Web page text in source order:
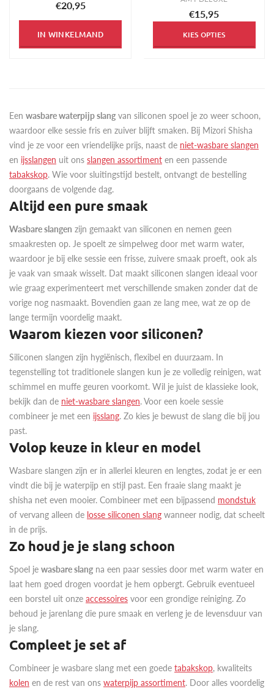
€20,95
IN WINKELMAND
€15,95
KIES OPTIES
Een wasbare waterpijp slang van siliconen spoel je zo weer schoon,
waardoor elke sessie fris en zuiver blijft smaken. Bij Mizori Shisha
vind je ze voor een vriendelijke prijs, naast de niet-wasbare slangen
en ijsslangen uit ons slangen assortiment en een passende
tabakskop. Wie voor sluitingstijd bestelt, ontvangt de bestelling
doorgaans de volgende dag.
Altijd een pure smaak
Wasbare slangen zijn gemaakt van siliconen en nemen geen
smaakresten op. Je spoelt ze simpelweg door met warm water,
waardoor je bij elke sessie een frisse, zuivere smaak proeft, ook als
je vaak van smaak wisselt. Dat maakt siliconen slangen ideaal voor
wie graag experimenteert met verschillende smaken zonder dat de
vorige nog nasmaakt. Bovendien gaan ze lang mee, wat ze op de
lange termijn voordelig maakt.
Waarom kiezen voor siliconen?
Siliconen slangen zijn hygiënisch, flexibel en duurzaam. In
tegenstelling tot traditionele slangen kun je ze volledig reinigen, wat
schimmel en muffe geuren voorkomt. Wil je juist de klassieke look,
bekijk dan de niet-wasbare slangen. Voor een koele sessie
combineer je met een ijsslang. Zo kies je bewust de slang die bij jou
past.
Volop keuze in kleur en model
Wasbare slangen zijn er in allerlei kleuren en lengtes, zodat je er een
vindt die bij je waterpijp en stijl past. Een fraaie slang maakt je
shisha net even mooier. Combineer met een bijpassend mondstuk
of vervang alleen de losse siliconen slang wanneer nodig, dat scheelt
in de prijs.
Zo houd je je slang schoon
Spoel je wasbare slang na een paar sessies door met warm water en
laat hem goed drogen voordat je hem opbergt. Gebruik eventueel
een borstel uit onze accessoires voor een grondige reiniging. Zo
behoud je jarenlang die pure smaak en verleng je de levensduur van
je slang.
Compleet je set af
Combineer je wasbare slang met een goede tabakskop, kwaliteits
kolen en de rest van ons waterpijp assortiment. Door alles voordelig